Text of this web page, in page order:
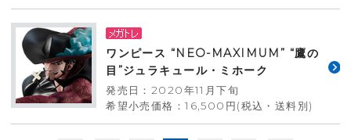
ワンピース “NEO-MAXIMUM” “鷹の
目”ジュラキュール・ミホーク
発売日：2020年11月下旬
希望小売価格：16,500円(税込・送料別)